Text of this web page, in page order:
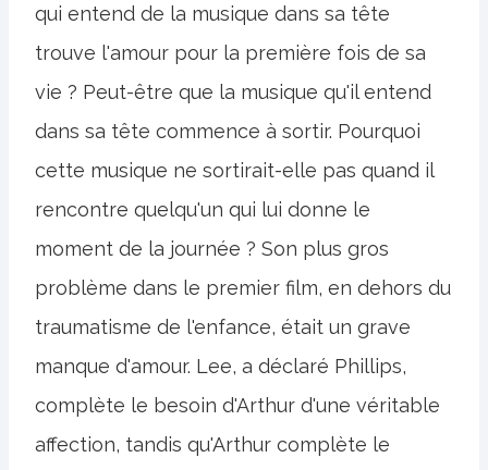
qui entend de la musique dans sa tête
trouve l'amour pour la première fois de sa
vie ? Peut-être que la musique qu'il entend
dans sa tête commence à sortir. Pourquoi
cette musique ne sortirait-elle pas quand il
rencontre quelqu'un qui lui donne le
moment de la journée ? Son plus gros
problème dans le premier film, en dehors du
traumatisme de l'enfance, était un grave
manque d'amour. Lee, a déclaré Phillips,
complète le besoin d'Arthur d'une véritable
affection, tandis qu'Arthur complète le